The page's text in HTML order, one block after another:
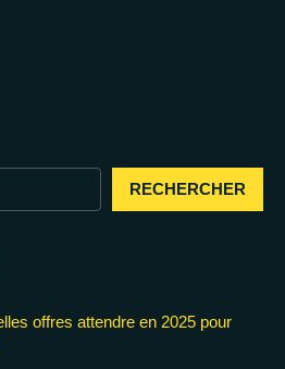
RECHERCHER
offres attendre en 2025 pour